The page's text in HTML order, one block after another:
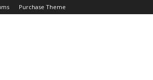
Purchase Theme